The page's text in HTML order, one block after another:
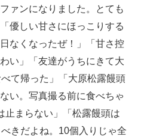
ァンになりました。とても
優しい甘さにほっこりする
なくなったぜ！」「甘さ控
い」「友達がうちにきて大
て帰った」「大原松露饅頭
い。写真撮る前に食べちゃ
止まらない」「松露饅頭は
きだよね。10個入りじゃ全